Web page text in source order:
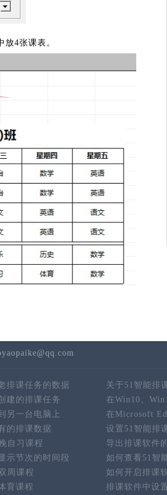
4张课表。
排课任务的数据
关于51智能排
建的排课任务
在Win10、
另一台电脑上
在Microsoft
的排课数据
设置51智能排
自习课程
导出排课软件
示节次的时间段
如何查看51智
周课程
如何开启排课
育课程
排课软件中设